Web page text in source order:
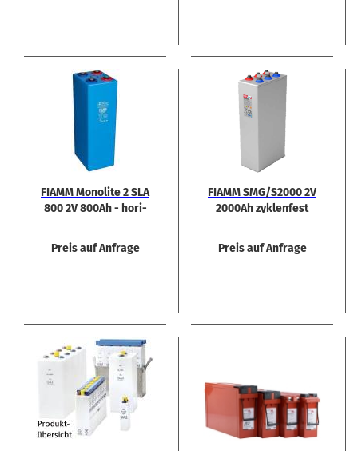
FIAMM Mo­no­li­te 2 SLA
800 2V 800Ah - ho­ri­
Preis auf Anfrage
FIAMM SMG/S2000 2V
2000Ah zy­klen­fest
Preis auf Anfrage